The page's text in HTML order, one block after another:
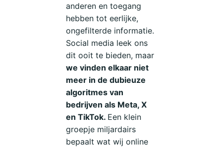
anderen en toegang
hebben tot eerlijke,
ongefilterde informatie.
Social media leek ons
dit ooit te bieden, maar
we vinden elkaar niet
meer in de dubieuze
algoritmes van
bedrijven als Meta, X
en TikTok. Een klein
groepje miljardairs
bepaalt wat wij online